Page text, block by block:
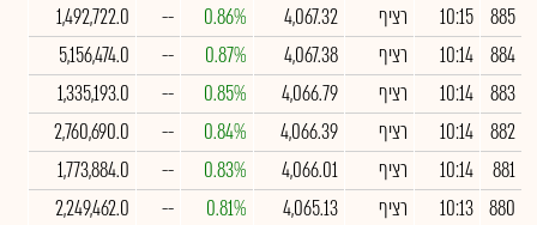
885
10:15 רציף 4,067.32
0.86%
--
1,492,722.0
884
10:14 רציף 4,067.38
0.87%
--
5,156,474.0
883
10:14 רציף 4,066.79
0.85%
--
1,335,193.0
882
10:14 רציף 4,066.39
0.84%
--
2,760,690.0
881
10:14 רציף 4,066.01
0.83%
--
1,773,884.0
880
10:13 רציף 4,065.13
0.81%
--
2,249,462.0